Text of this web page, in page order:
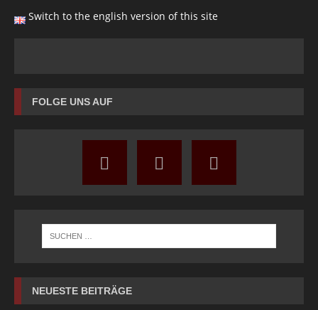
Switch to the english version of this site
FOLGE UNS AUF
NEUESTE BEITRÄGE